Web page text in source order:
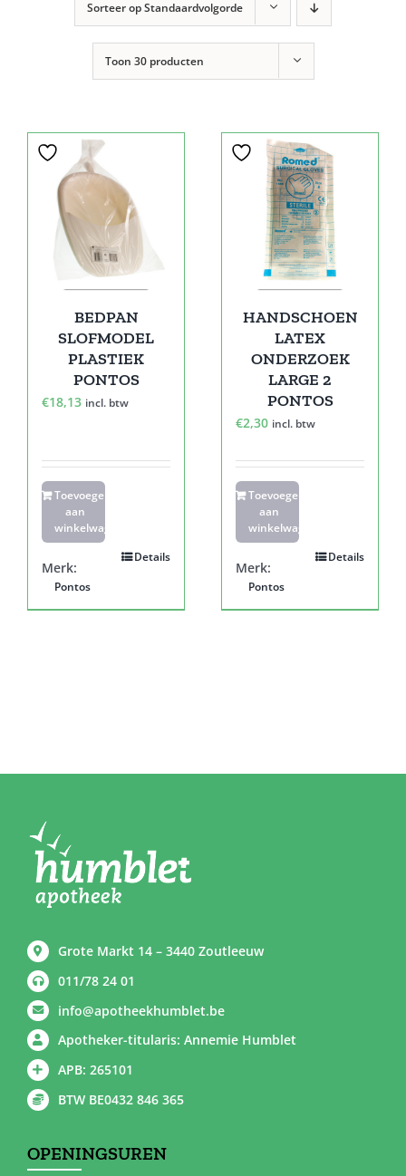
Sorteer opStandaardvolgorde
Toon 30 producten
BEDPAN
SLOFMODEL
PLASTIEK
PONTOS
€18,13 incl. btw
Toevoegen
aan
winkelwagen
Details
Merk:
Pontos
HANDSCHOEN
LATEX
ONDERZOEK
LARGE 2
PONTOS
€2,30 incl. btw
Toevoegen
aan
winkelwagen
Details
Merk:
Pontos
Grote Markt 14 – 3440 Zoutleeuw
011/78 24 01
info@apotheekhumblet.be
Apotheker-titularis: Annemie Humblet
APB: 265101
BTW BE0432 846 365
OPENINGSUREN